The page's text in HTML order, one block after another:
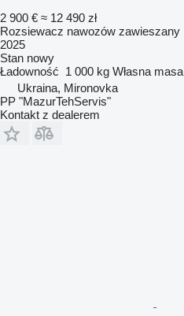
2 900 € ≈ 12 490 zł
Rozsiewacz nawozów zawieszany
2025
Stan nowy
Ładowność 1 000 kg Własna masa
Ukraina, Mironovka
PP "MazurTehServis"
Kontakt z dealerem